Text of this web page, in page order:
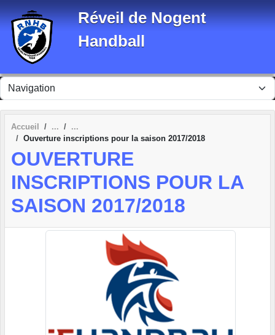
Réveil de Nogent
Handball
Accueil
Ouverture inscriptions pour la saison 2017/2018
OUVERTURE
INSCRIPTIONS POUR LA
SAISON 2017/2018